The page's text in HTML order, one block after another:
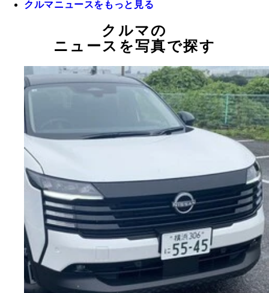
クルマニュースをもっと見る
クルマの
ニュースを写真で探す